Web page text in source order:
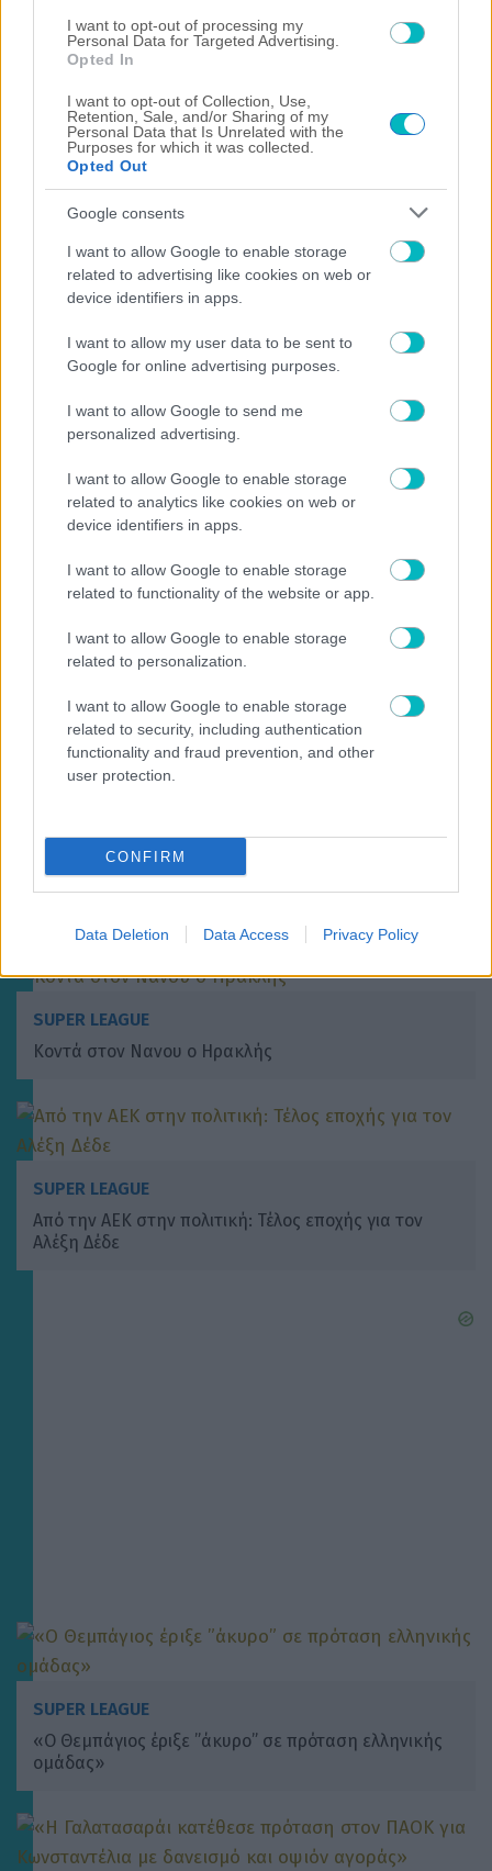
I want to opt-out of processing my
Personal Data for Targeted Advertising.
Opted In
I want to opt-out of Collection, Use,
Retention, Sale, and/or Sharing of my
Personal Data that Is Unrelated with the
Purposes for which it was collected.
Opted Out
Google consents
I want to allow Google to enable storage
related to advertising like cookies on web or
device identifiers in apps.
I want to allow my user data to be sent to
Google for online advertising purposes.
I want to allow Google to send me
personalized advertising.
I want to allow Google to enable storage
related to analytics like cookies on web or
device identifiers in apps.
I want to allow Google to enable storage
related to functionality of the website or app.
I want to allow Google to enable storage
related to personalization.
I want to allow Google to enable storage
related to security, including authentication
functionality and fraud prevention, and other
user protection.
CONFIRM
Data Deletion Data Access Privacy Policy
SUPER LEAGUE
Μεταγραφή για τον ΟΦΗ πριν το Σούπερ Καπ!
Στο προσκήνιο για τον Τέιλορ Σέλτικ, Μάλαγα και
Μπέρνλι
SUPER LEAGUE
Εβγαλε όλο το πρόγραμμα της προπόνησης του
Παναθηναϊκού ενόψει της ΤΣΚΚΑ 1948 ο Λιβάι
SUPER LEAGUE
Κοντά στον Νανου ο Ηρακλής
SUPER LEAGUE
Από την ΑΕΚ στην πολιτική: Τέλος εποχής για τον
Αλέξη Δέδε
SUPER LEAGUE
«Ο Θεμπάγιος έριξε ”άκυρο” σε πρόταση ελληνικής
ομάδας»